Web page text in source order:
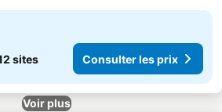
sites Consulter les prix
Voir plus